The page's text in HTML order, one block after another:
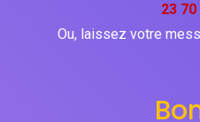
23
Ou, laissez votre